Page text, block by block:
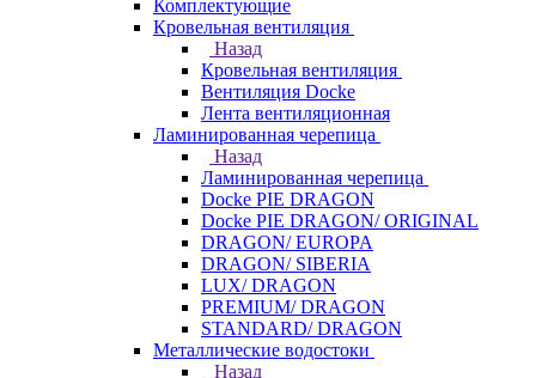
Комплектующие
Кровельная вентиляция
Назад
Кровельная вентиляция
Вентиляция Docke
Лента вентиляционная
Ламинированная черепица
Назад
Ламинированная черепица
Docke PIE DRAGON
Docke PIE DRAGON/ ORIGINAL
DRAGON/ EUROPA
DRAGON/ SIBERIA
LUX/ DRAGON
PREMIUM/ DRAGON
STANDARD/ DRAGON
Металлические водостоки
Назад